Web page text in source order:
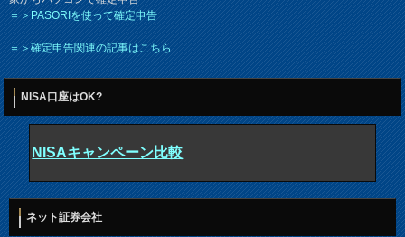
＝＞PASORIを使って確定申告
＝＞確定申告関連の記事はこちら
NISA口座はOK?
NISAキャンペーン比較
ネット証券会社